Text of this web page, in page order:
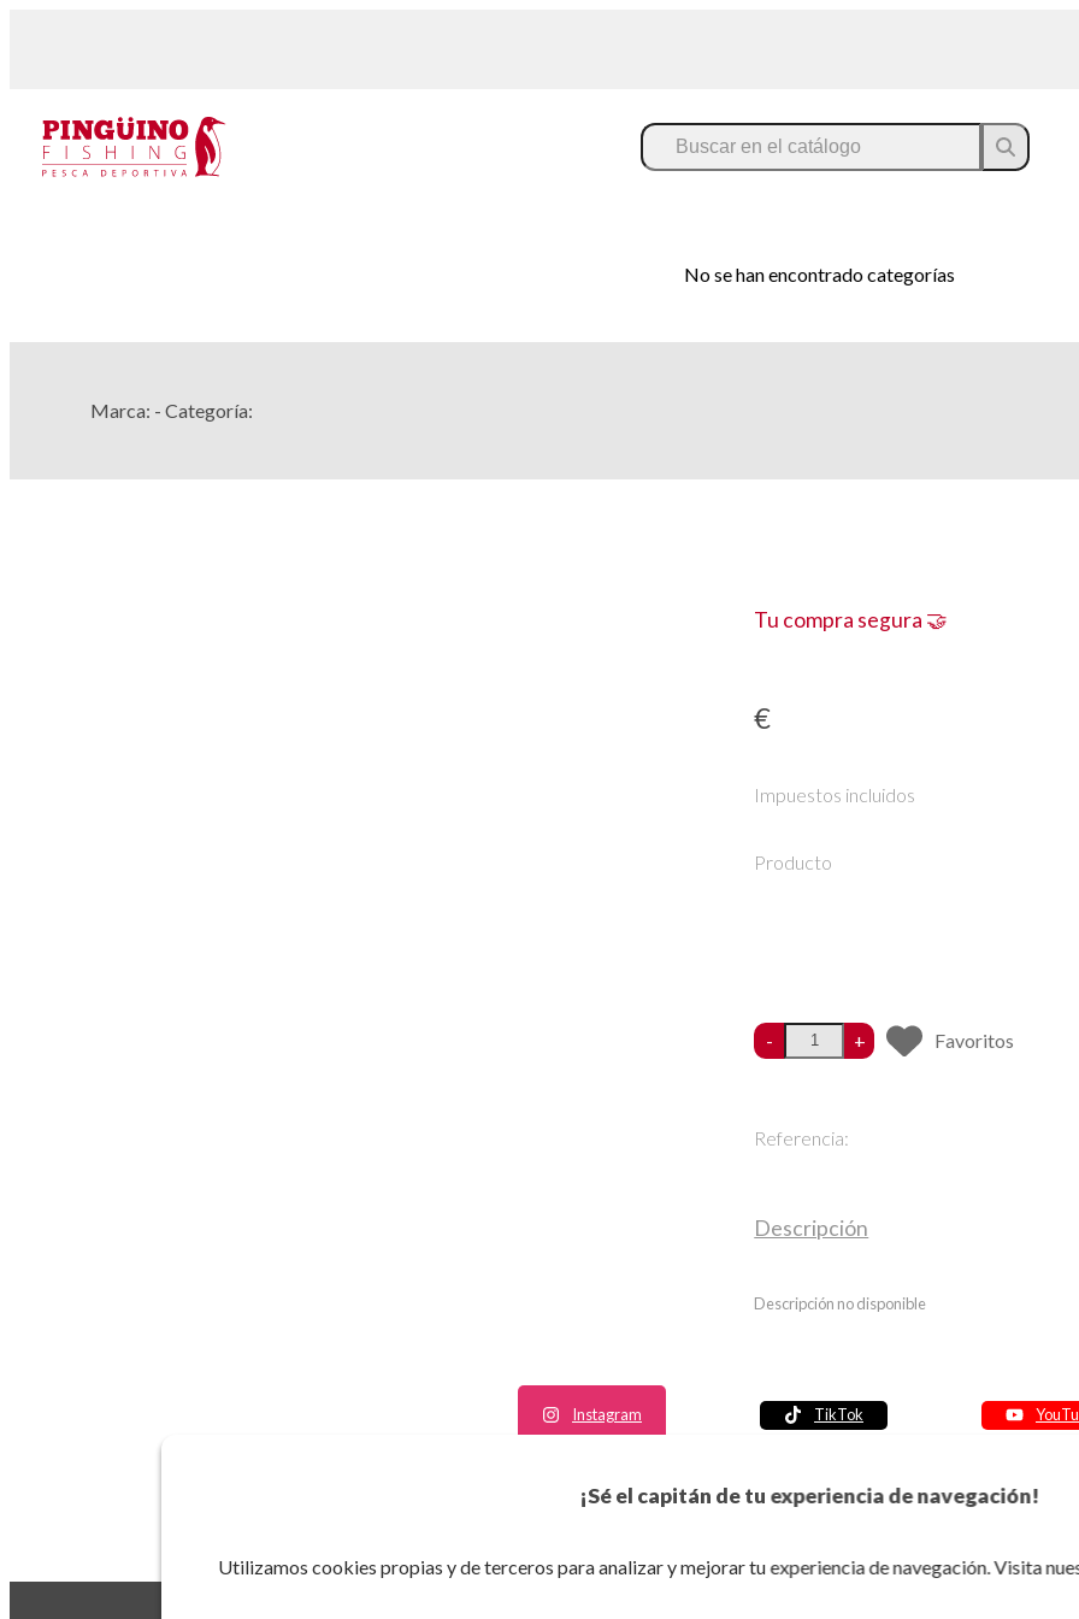
¡Sé el capitán de tu experiencia de navegación!
Utilizamos cookies propias y de terceros para analizar y mejorar tu experiencia de navegación. Visita
No se han encontrado categorías
Marca: - Categoría:
Tu compra segura 🤝
€
Impuestos incluidos
Producto
- + Favoritos
Referencia:
Descripción
Descripción no disponible
Instagram TikTok
Política de seguridad